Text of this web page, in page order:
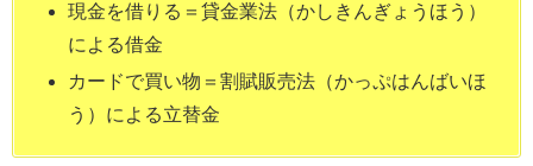
現金を借りる＝貸金業法（かしきんぎょうほう）
による借金
カードで買い物＝割賦販売法（かっぷはんばいほ
う）による立替金